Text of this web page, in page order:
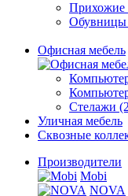
Прихожие
Обувницы
Офисная мебель
Стелажи
Уличная мебель
Сквозные
Производители
Mobi
NOVA